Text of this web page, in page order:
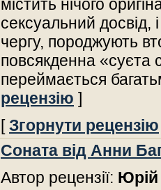
містить нічого
сексуальний досвід,
чергу, породжують
повсякденна «суєта
переймається
рецензію ]
[Згорнути рецензію
Соната від Анни
Автор рецензії: